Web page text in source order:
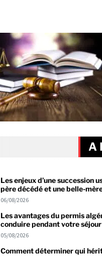
A
Les enjeux d’une succession
père décédé et une belle-
06/08/2026
Les avantages du permis
conduire pendant votre séjour
05/08/2026
Comment déterminer qui